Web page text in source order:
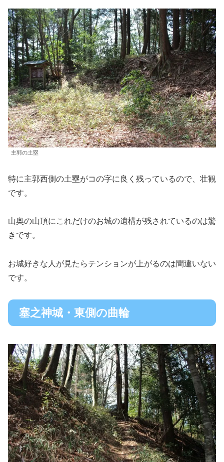
主郭の土塁
特に主郭西側の土塁がコの字に良く残っているので、壮観
です。
山奥の山頂にこれだけのお城の遺構が残されているのは驚
きです。
お城好きな人が見たらテンションが上がるのは間違いない
です。
塞之神城・東側の曲輪